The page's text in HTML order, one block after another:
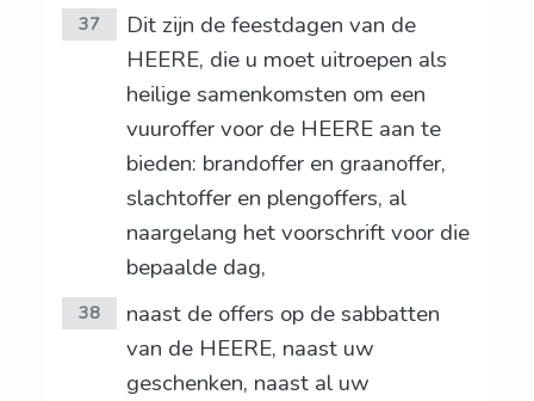
37
Dit zijn de feestdagen van de
HEERE, die u moet uitroepen als
heilige samenkomsten om een
vuuroffer voor de HEERE aan te
bieden: brandoffer en graanoffer,
slachtoffer en plengoffers, al
naargelang het voorschrift voor die
bepaalde dag,
38
naast de offers op de sabbatten
van de HEERE, naast uw
geschenken, naast al uw